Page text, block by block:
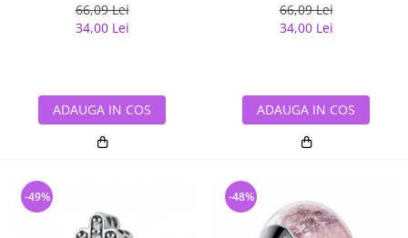
66,09 Lei
34,00 Lei
ADAUGA IN COS
66,09 Lei
34,00 Lei
ADAUGA IN COS
-49% -48%